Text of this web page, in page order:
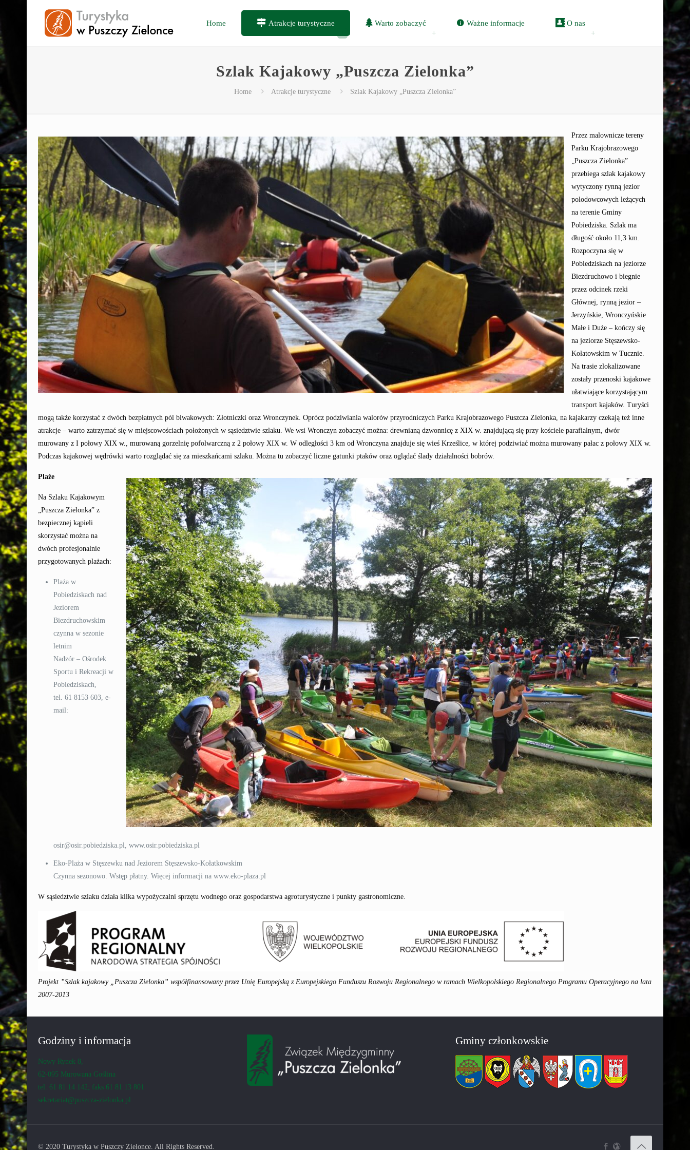
Home Atrakcje turystyczne Warto zobaczyć Ważne informacje O nas
Szlak Kajakowy „Puszcza Zielonka”
Home Atrakcje turystyczne Szlak Kajakowy „Puszcza Zielonka”
Przez malownicze tereny
Parku Krajobrazowego
„Puszcza Zielonka”
przebiega szlak kajakowy
wytyczony rynną jezior
polodowcowych leżących
na terenie Gminy
Pobiedziska. Szlak ma
długość około 11,3 km.
Rozpoczyna się w
Pobiedziskach na jeziorze
Biezdruchowo i biegnie
przez odcinek rzeki
Głównej, rynną jezior –
Jerzyńskie, Wronczyńskie
Małe i Duże – kończy się
na jeziorze Stęszewsko-
Kołatowskim w Tucznie.
Na trasie zlokalizowane
zostały przenoski kajakowe
ułatwiające korzystającym
transport kajaków. Turyści
mogą także korzystać z dwóch bezpłatnych pól biwakowych: Złotniczki oraz Wronczynek. Oprócz podziwiania walorów przyrodniczych Parku Krajobrazowego Puszcza Zielonka, na kajakarzy czekają też inne
atrakcje – warto zatrzymać się w miejscowościach położonych w sąsiedztwie szlaku. We wsi Wronczyn zobaczyć można: drewnianą dzwonnicę z XIX w. znajdującą się przy kościele parafialnym, dwór
murowany z I połowy XIX w., murowaną gorzelnię pofolwarczną z 2 połowy XIX w. W odległości 3 km od Wronczyna znajduje się wieś Krześlice, w której podziwiać można murowany pałac z połowy XIX w.
Podczas kajakowej wędrówki warto rozglądać się za mieszkańcami szlaku. Można tu zobaczyć liczne gatunki ptaków oraz oglądać ślady działalności bobrów.
Plaże
Na Szlaku Kajakowym
„Puszcza Zielonka” z
bezpiecznej kąpieli
skorzystać można na
dwóch profesjonalnie
przygotowanych plażach:
Plaża w
Pobiedziskach nad
Jeziorem
Biezdruchowskim
czynna w sezonie
letnim
Nadzór – Ośrodek
Sportu i Rekreacji w
Pobiedziskach,
tel. 61 8153 603, e-
mail:
osir@osir.pobiedziska.pl, www.osir.pobiedziska.pl
Eko-Plaża w Stęszewku nad Jeziorem Stęszewsko-Kołatkowskim
Czynna sezonowo. Wstęp płatny. Więcej informacji na www.eko-plaza.pl
W sąsiedztwie szlaku działa kilka wypożyczalni sprzętu wodnego oraz gospodarstwa agroturystyczne i punkty gastronomiczne.
Projekt ”Szlak kajakowy „Puszcza Zielonka” współfinansowany przez Unię Europejską z Europejskiego Funduszu Rozwoju Regionalnego w ramach Wielkopolskiego Regionalnego Programu Operacyjnego na lata
2007-2013
Godziny i informacja
Nowy Rynek 8,
62-095 Murowana Goślina
tel. 61 81 14 142; faks 61 81 13 801
sekretariat@puszcza-zielonka.pl
Gminy członkowskie
© 2020 Turystyka w Puszczy Zielonce. All Rights Reserved.